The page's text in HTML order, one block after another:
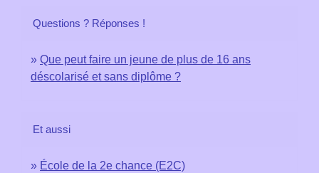
Questions ? Réponses !
Que peut faire un jeune de plus de 16 ans
déscolarisé et sans diplôme ?
Et aussi
École de la 2e chance (E2C)